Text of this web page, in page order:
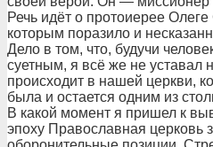
Речь идёт о протоиерее
которым поразило и
Дело в том, что, будучи
суетным, я всё же не уставал
происходит в нашей церкви,
была и остается одним из
В какой момент я пришел к
эпоху Православная церковь